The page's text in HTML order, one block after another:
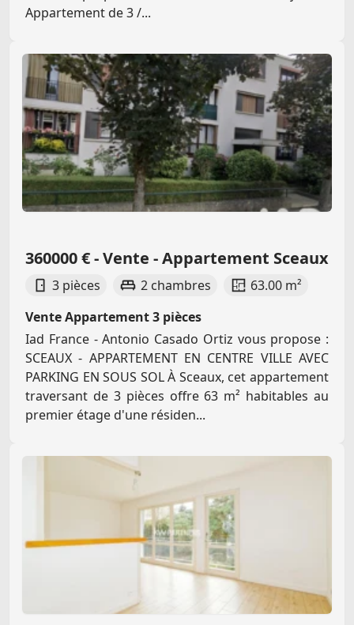
Appartement de 3 /...
360000 € - Vente - Appartement Sceaux
3 pièces 2 chambres
63.00 m²
Vente Appartement 3 pièces
Iad France - Antonio Casado Ortiz vous propose :
SCEAUX - APPARTEMENT EN CENTRE VILLE AVEC
PARKING EN SOUS SOL À Sceaux, cet appartement
traversant de 3 pièces offre 63 m² habitables au
premier étage d'une résiden...